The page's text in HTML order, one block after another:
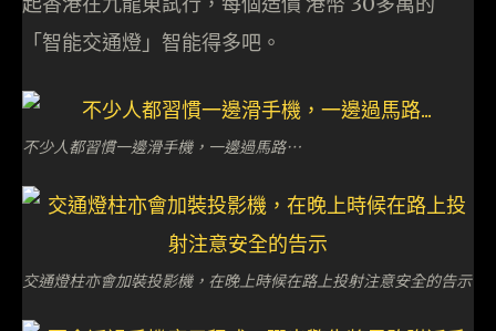
「智能交通燈」智能得多吧。
不少人都習慣一邊滑手機，一邊過馬路…
交通燈柱亦會加裝投影機，在晚上時候在路上投射注意安全的告示